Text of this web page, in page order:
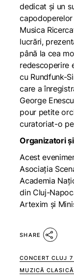
dedicat și un
capodoperelor
Musica
lucrări,
până la cea
redescoperire
cu Rundfunk-
care a
George
pour petite
curatoriat-o
Organizatori
Acest
Asociația
Academia
din Cluj-
Artexim și
SHARE
CONCERT CLUJ 7
MUZICĂ